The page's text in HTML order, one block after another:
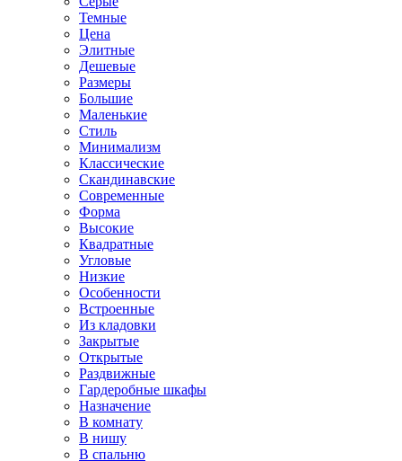
Темные
Цена
Элитные
Дешевые
Размеры
Большие
Маленькие
Стиль
Минимализм
Классические
Скандинавские
Современные
Форма
Высокие
Квадратные
Угловые
Низкие
Особенности
Встроенные
Из кладовки
Закрытые
Открытые
Раздвижные
Гардеробные шкафы
Назначение
В комнату
В нишу
В спальню